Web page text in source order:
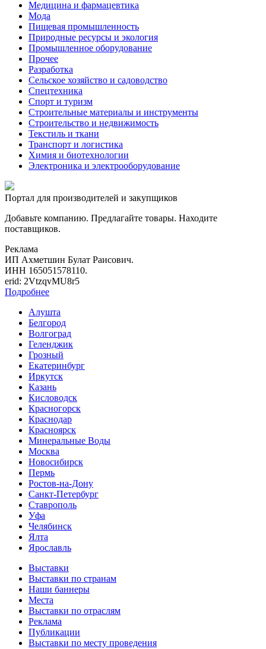
Медицина и фармацевтика
Мода
Пищевая промышленность
Природные ресурсы и экология
Промышленное оборудование
Прочее
Разработка
Сельское хозяйство и садоводство
Спецтехника
Спорт и туризм
Строительные материалы и инструменты
Строительство и недвижимость
Текстиль и ткани
Транспорт и логистика
Химия и биотехнологии
Электроника и электрооборудование
Портал для производителей и закупщиков
Добавьте компанию. Предлагайте товары. Находите
поставщиков.
Реклама
ИП Ахметшин Булат Раисович.
ИНН 165051578110.
erid: 2VtzqvMU8r5
Подробнее
Алушта
Белгород
Волгоград
Геленджик
Грозный
Екатеринбург
Иркутск
Казань
Кисловодск
Красногорск
Краснодар
Красноярск
Минеральные Воды
Москва
Новосибирск
Пермь
Ростов-на-Дону
Санкт-Петербург
Ставрополь
Уфа
Челябинск
Ялта
Ярославль
Выставки
Выставки по странам
Наши баннеры
Места
Выставки по отраслям
Реклама
Публикации
Выставки по месту проведения